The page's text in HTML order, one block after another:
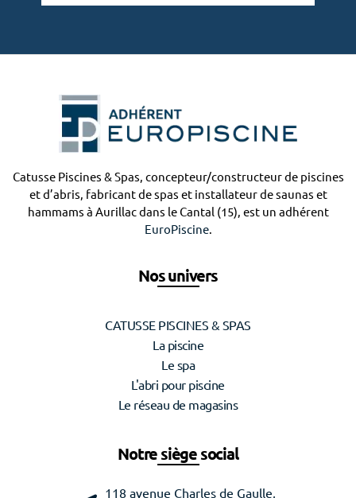
Catusse Piscines & Spas, concepteur/constructeur de piscines
et d’abris, fabricant de spas et installateur de saunas et
hammams à Aurillac dans le Cantal (15), est un adhérent
EuroPiscine.
Nos univers
CATUSSE PISCINES & SPAS
La piscine
Le spa
L'abri pour piscine
Le réseau de magasins
Notre siège social
118 avenue Charles de Gaulle,